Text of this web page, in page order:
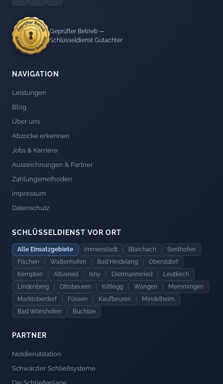
Geprüfter Betrieb —
Schlüsseldienst Gutachter
NAVIGATION
Leistungen
Blog
Über uns
Abzocke erkennen
Jobs & Karriere
Auszeichnungen & Partner
Zahlungsmethoden
Impressum
Datenschutz
SCHLÜSSELDIENST VOR ORT
Alle Einsatzgebiete Immenstadt Blaichach
Sonthofen
Fischen
Waltenhofen Bad Hindelang
Oberstdorf
Kempten
Altusried Isny Dietmannsried
Leutkirch
Lindenberg
Ottobeuren Kißlegg Wangen
Memmingen
Marktoberdorf
Füssen Kaufbeuren
Mindelheim
Bad Wörishofen
Buchloe
PARTNER
Notdienststation
Schwärzler Schließsysteme